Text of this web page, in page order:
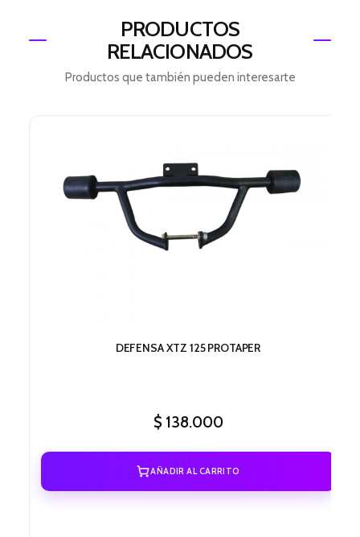
PRODUCTOS
RELACIONADOS
Productos que también pueden interesarte
DEFENSA XTZ 125 PROTAPER
$138.000
AÑADIR AL CARRITO